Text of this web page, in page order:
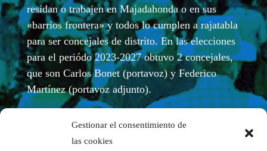
Gestionar el consentimiento de
las cookies
residan o trabajen en Majadahonda o en sus
«barrios frontera» y todos lo cumplen a rajatabla
para ser concejales de distrito. En las elecciones
para el periódo 2023-2027 obtuvo 2 concejales,
que son Carlos Bonet (portavoz) y Federico
Martínez (portavoz adjunto).